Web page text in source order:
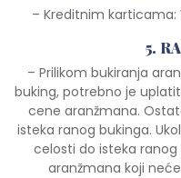
– Kreditnim karticama:
5.
– Prilikom bukiranja
buking, potrebno je
cene aranžmana.
isteka ranog bukinga.
celosti do isteka
aranžmana koji